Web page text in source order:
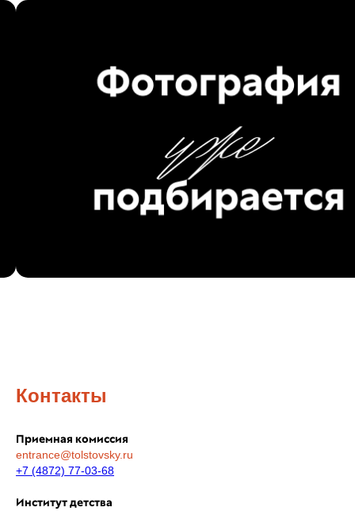
Контакты
Приемная комиссия
entrance@tolstovsky.ru
+7 (4872) 77-03-68
Институт детства